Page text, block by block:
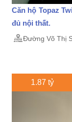
Căn hộ Topaz
đủ nội thất.
Đường Võ Thị
1.87 tỷ